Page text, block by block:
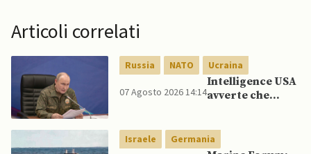
Articoli correlati
Russia NATO Ucraina
07 Agosto 2026 14:14
Intelligence USA
avverte che
mentre è ancora
impegnato in
Israele Germania